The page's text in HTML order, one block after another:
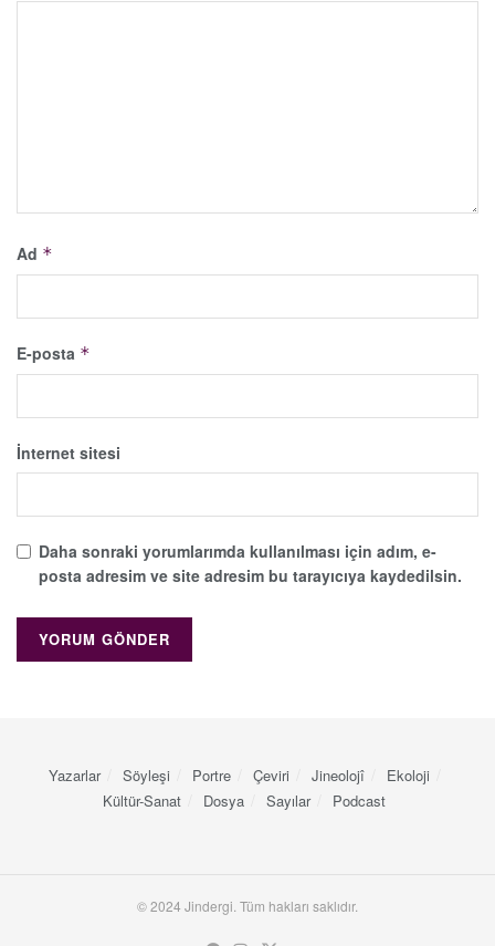
Ad *
E-posta *
İnternet sitesi
Daha sonraki yorumlarımda kullanılması için adım, e-
posta adresim ve site adresim bu tarayıcıya kaydedilsin.
Yazarlar Söyleşi Portre Çeviri Jineolojî
Ekoloji
Kültür-Sanat
Dosya Sayılar Podcast
© 2024 Jindergi. Tüm hakları saklıdır.